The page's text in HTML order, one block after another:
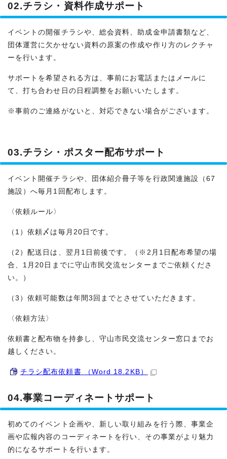
02.チラシ・資料作成サポート
イベントの開催チラシや、総会資料、助成金申請書類など、
団体運営に欠かせない資料の原案の作成や作り方のレクチャ
ーを行います。
サポートを希望される方は、事前にお電話またはメールに
て、打ち合わせ日の日程調整をお願いいたします。
※事前のご連絡がないと、対応できない場合がございます。
03.チラシ・ポスター配布サポート
イベント開催チラシや、団体紹介冊子等を行政関連施設（67
施設）へ毎月1回配布します。
〈依頼ルール〉
（1）依頼〆は毎月20日です。
（2）配送日は、翌月1日前後です。（※2月1日配布希望の場
合、1月20日までに守山市民交流センターまでご依頼くださ
い。）
（3）依頼可能数は年間3回までとさせていただきます。
〈依頼方法〉
依頼書と配布物を持参し、守山市民交流センター窓口までお
越しください。
チラシ配布依頼書 （Word 18.2KB）
04.事業コーディネートサポート
初めてのイベント企画や、新しい取り組みを行う際、事業企
画や広報内容のコーディネートを行い、その事業がより魅力
的になるサポートを行います。